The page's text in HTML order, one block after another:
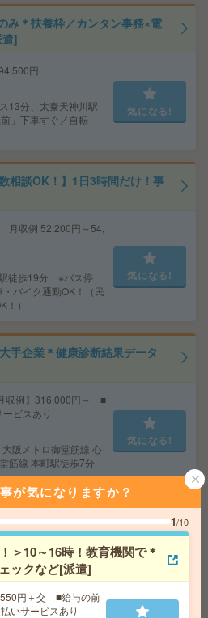
み＊扶養枠／カンタン事務×電
]
円
13分、太秦天神川駅
」下車すぐ／自転
気になる!
相談OK！】1日3時間だけ！事
収例 52,200円～54,
徒歩19分 ※バス停
・バイク通勤OK！（民
）
気になる!
手企業＊健康診断結果データ
収例】316,000円～ ■
ビスあり
阪メトロ御堂筋線 心
筋線 本町駅徒歩7分
気になる!
高時給！日勤のお仕事！品質
車通勤・バイク通勤O
が気になりますか？
1/10
＞10～16時！教育機関で＊
ックなど[派遣]
円＋交 ■給与の前
いサービスあり